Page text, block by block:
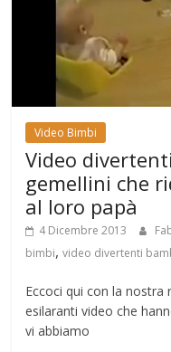
Video Bimbi
Video
gemellini che
al loro papà
4 Dicembre 2013
bimbi,video divertenti
Eccoci qui con la nostra
esilaranti video che
vi abbiamo